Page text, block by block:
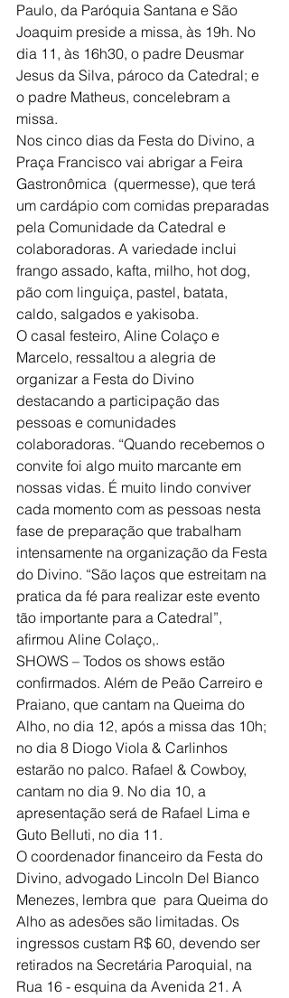
Paulo, da Paróquia Santana e São
Joaquim preside a missa, às 19h. No
dia 11, às 16h30, o padre Deusmar
Jesus da Silva, pároco da Catedral; e
o padre Matheus, concelebram a
missa.
Nos cinco dias da Festa do Divino, a
Praça Francisco vai abrigar a Feira
Gastronômica  (quermesse), que terá
um cardápio com comidas preparadas
pela Comunidade da Catedral e
colaboradoras. A variedade inclui
frango assado, kafta, milho, hot dog,
pão com linguiça, pastel, batata,
caldo, salgados e yakisoba.
O casal festeiro, Aline Colaço e
Marcelo, ressaltou a alegria de
organizar a Festa do Divino
destacando a participação das
pessoas e comunidades
colaboradoras. “Quando recebemos o
convite foi algo muito marcante em
nossas vidas. É muito lindo conviver
cada momento com as pessoas nesta
fase de preparação que trabalham
intensamente na organização da Festa
do Divino. “São laços que estreitam na
pratica da fé para realizar este evento
tão importante para a Catedral”,
afirmou Aline Colaço,.
SHOWS – Todos os shows estão
confirmados. Além de Peão Carreiro e
Praiano, que cantam na Queima do
Alho, no dia 12, após a missa das 10h;
no dia 8 Diogo Viola & Carlinhos
estarão no palco. Rafael & Cowboy,
cantam no dia 9. No dia 10, a
apresentação será de Rafael Lima e
Guto Belluti, no dia 11.
O coordenador financeiro da Festa do
Divino, advogado Lincoln Del Bianco
Menezes, lembra que  para Queima do
Alho as adesões são limitadas. Os
ingressos custam R$ 60, devendo ser
retirados na Secretária Paroquial, na
Rua 16 - esquina da Avenida 21. A